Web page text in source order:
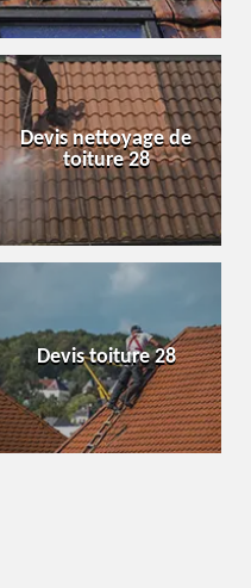
Devis nettoyage de
toiture 28
Devis toiture 28